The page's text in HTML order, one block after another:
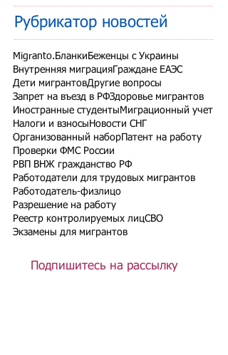
Рубрикатор новостей
Migranto.Бланки Беженцы с Украины
Внутренняя миграцияГраждане ЕАЭС
Дети мигрантовДругие вопросы
Запрет на въезд в РФЗдоровье мигрантов
Иностранные студенты Миграционный учет
Налоги и взносы Новости СНГ
Организованный наборПатент на работу
Проверки ФМС России
РВП ВНЖ гражданство РФ
Работодатели для трудовых мигрантов
Работодатель-физлицо
Разрешение на работу
Реестр контролируемых лицСВО
Экзамены для мигрантов
Подпишитесь на рассылку